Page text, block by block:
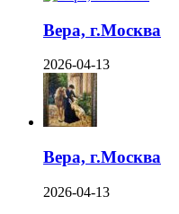
Вера, г.Москва
2026-04-13
Вера, г.Москва
2026-04-13